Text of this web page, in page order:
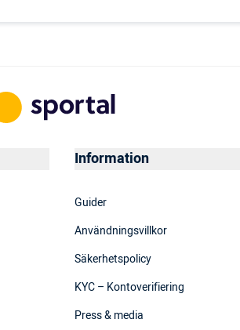
Information
Guider
Användningsvillkor
Säkerhetspolicy
KYC – Kontoverifiering
Press & media